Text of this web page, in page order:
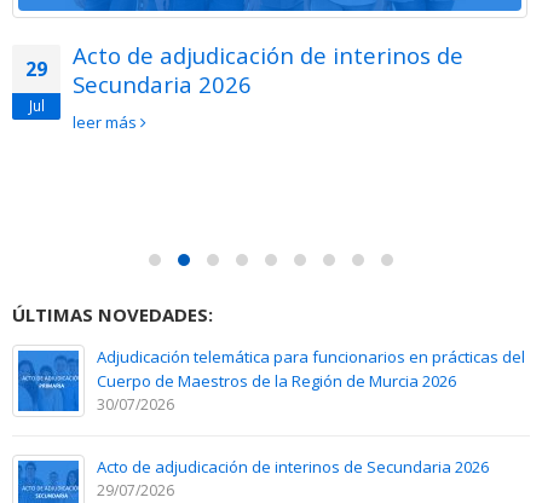
29
Jul
Acto de adjudicación de interinos de
Secundaria 2026
leer más
ÚLTIMAS NOVEDADES:
Adjudicación telemática para funcionarios en prácticas del
Cuerpo de Maestros de la Región de Murcia 2026
30/07/2026
Acto de adjudicación de interinos de Secundaria 2026
29/07/2026